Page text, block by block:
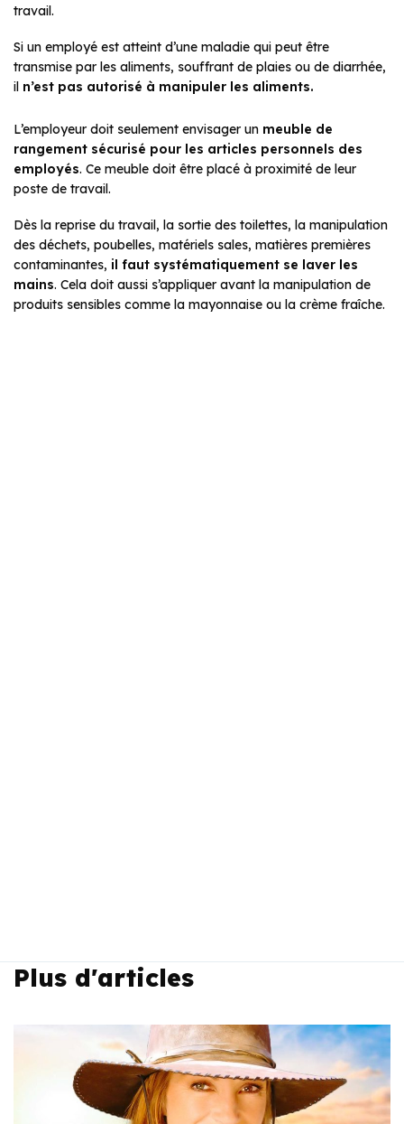
travail.
Si un employé est atteint d’une maladie qui peut être
transmise par les aliments, souffrant de plaies ou de diarrhée,
il n’est pas autorisé à manipuler les aliments.
L’employeur doit seulement envisager un meuble de
rangement sécurisé pour les articles personnels des
employés. Ce meuble doit être placé à proximité de leur
poste de travail.
Dès la reprise du travail, la sortie des toilettes, la manipulation
des déchets, poubelles, matériels sales, matières premières
contaminantes, il faut systématiquement se laver les
mains. Cela doit aussi s’appliquer avant la manipulation de
produits sensibles comme la mayonnaise ou la crème fraîche.
Plus d'articles